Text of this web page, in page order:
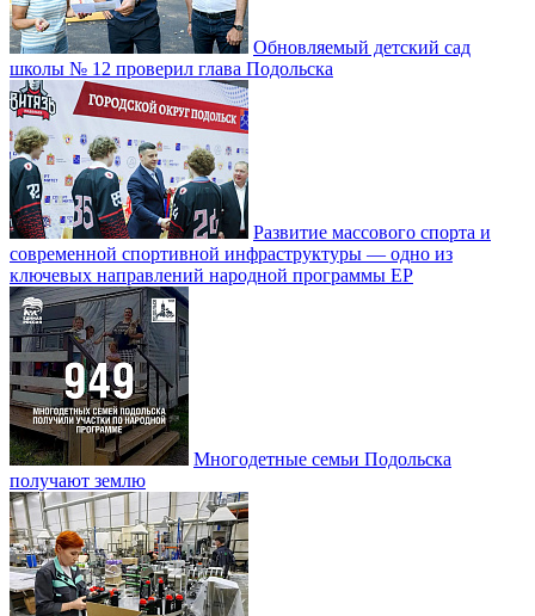
Обновляемый детский сад
школы № 12 проверил глава Подольска
Развитие массового спорта и
современной спортивной инфраструктуры — одно из
ключевых направлений народной программы ЕР
Многодетные семьи Подольска
получают землю